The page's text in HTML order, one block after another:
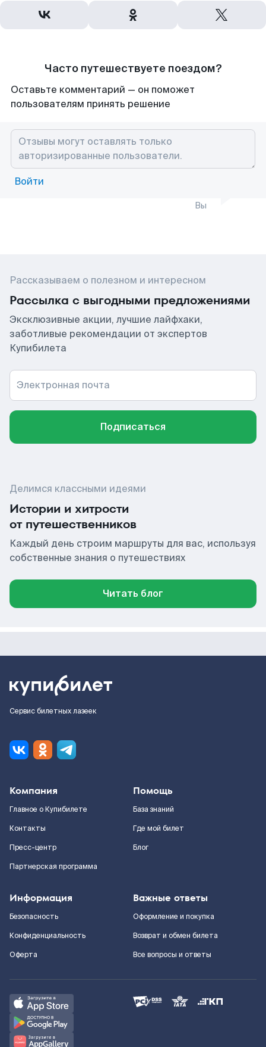
Часто путешествуете поездом?
Оставьте комментарий — он поможет
пользователям принять решение
Войти
Вы
Рассказываем о полезном и интересном
Рассылка с выгодными предложениями
Эксклюзивные акции, лучшие лайфхаки,
заботливые рекомендации от экспертов
Купибилета
Электронная почта
Подписаться
Делимся классными идеями
Истории и хитрости
от путешественников
Каждый день строим маршруты для вас, используя
собственные знания о путешествиях
Читать блог
Сервис билетных лазеек
Компания
Главное о Купибилете
Контакты
Пресс-центр
Партнерская программа
Помощь
База знаний
Где мой билет
Блог
Информация
Безопасность
Конфиденциальность
Оферта
Важные ответы
Оформление и покупка
Возврат и обмен билета
Все вопросы и ответы